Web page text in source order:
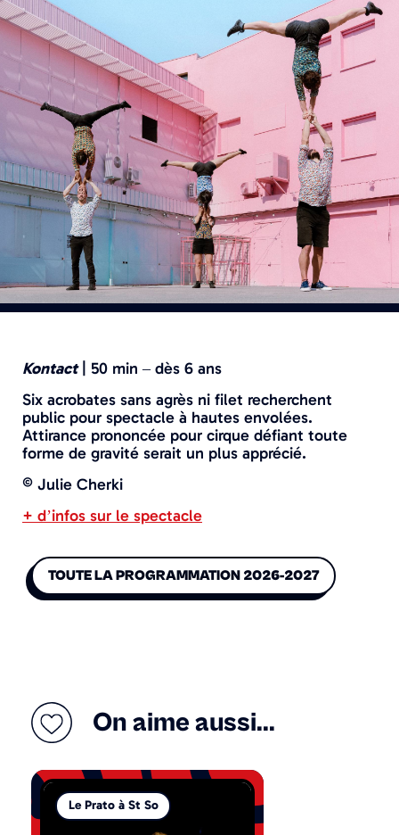
Kontact
50 min – dès 6 ans
Six acrobates sans agrès ni filet recherchent
public pour spectacle à hautes envolées.
Attirance prononcée pour cirque défiant toute
forme de gravité serait un plus apprécié.
© Julie Cherki
+ d’infos sur le spectacle
TOUTE LA PROGRAMMATION 2026-2027
On aime aussi...
Le Prato à St So